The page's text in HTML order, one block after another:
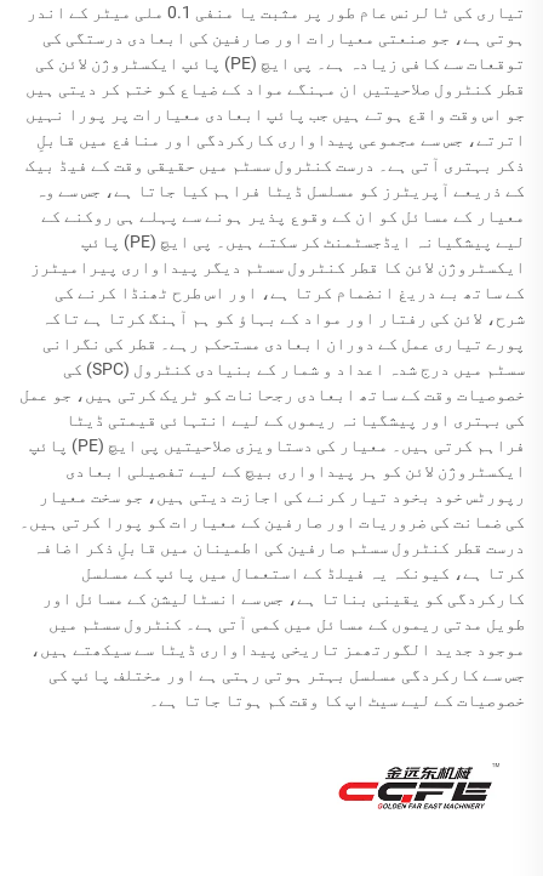
تیاری کی ٹالرنس عام طور پر مثبت یا منفی 0.1 ملی میٹر کے اندر
ہوتی ہے، جو صنعتی معیارات اور صارفین کی ابعادی درستگی کی
توقعات سے کافی زیادہ ہے۔ پی ایچ (PE) پائپ ایکسٹروژن لائن کی
قطر کنٹرول صلاحیتیں ان مہنگے مواد کے ضیاع کو ختم کر دیتی ہیں
جو اس وقت واقع ہوتے ہیں جب پائپ ابعادی معیارات پر پورا نہیں
اترتے، جس سے مجموعی پیداواری کارکردگی اور منافع میں قابلِ
ذکر بہتری آتی ہے۔ درست کنٹرول سسٹم میں حقیقی وقت کے فیڈ بیک
کے ذریعے آپریٹرز کو مسلسل ڈیٹا فراہم کیا جاتا ہے، جس سے وہ
معیار کے مسائل کو ان کے وقوع پذیر ہونے سے پہلے ہی روکنے کے
لیے پیشگیانہ ایڈجسٹمنٹ کر سکتے ہیں۔ پی ایچ (PE) پائپ
ایکسٹروژن لائن کا قطر کنٹرول سسٹم دیگر پیداواری پیرامیٹرز
کے ساتھ بے دریغ انضمام کرتا ہے، اور اس طرح ٹھنڈا کرنے کی
شرح، لائن کی رفتار اور مواد کے بہاؤ کو ہم آہنگ کرتا ہے تاکہ
پورے تیاری عمل کے دوران ابعادی مستحکم رہے۔ قطر کی نگرانی
سسٹم میں درج شدہ اعداد و شمار کے بنیادی کنٹرول (SPC) کی
خصوصیات وقت کے ساتھ ابعادی رجحانات کو ٹریک کرتی ہیں، جو عمل
کی بہتری اور پیشگیانہ ریموں کے لیے انتہائی قیمتی ڈیٹا
فراہم کرتی ہیں۔ معیار کی دستاویزی صلاحیتیں پی ایچ (PE) پائپ
ایکسٹروژن لائن کو ہر پیداواری بیچ کے لیے تفصیلی ابعادی
رپورٹس خود بخود تیار کرنے کی اجازت دیتی ہیں، جو سخت معیار
کی ضمانت کی ضروریات اور صارفین کے معیارات کو پورا کرتی ہیں۔
درست قطر کنٹرول سسٹم صارفین کی اطمینان میں قابلِ ذکر اضافہ
کرتا ہے، کیونکہ یہ فیلڈ کے استعمال میں پائپ کے مسلسل
کارکردگی کو یقینی بناتا ہے، جس سے انسٹالیشن کے مسائل اور
طویل مدتی ریموں کے مسائل میں کمی آتی ہے۔ کنٹرول سسٹم میں
موجود جدید الگورتھمز تاریخی پیداواری ڈیٹا سے سیکھتے ہیں،
جس سے کارکردگی مسلسل بہتر ہوتی رہتی ہے اور مختلف پائپ کی
خصوصیات کے لیے سیٹ اپ کا وقت کم ہوتا جاتا ہے۔